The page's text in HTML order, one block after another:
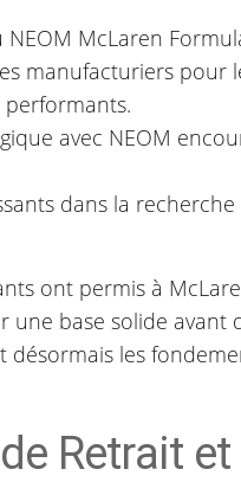
McLaren
manufacturiers pour
performants.
avec NEOM
dans la
ont permis à
une base solide avant
désormais les
Retrait et